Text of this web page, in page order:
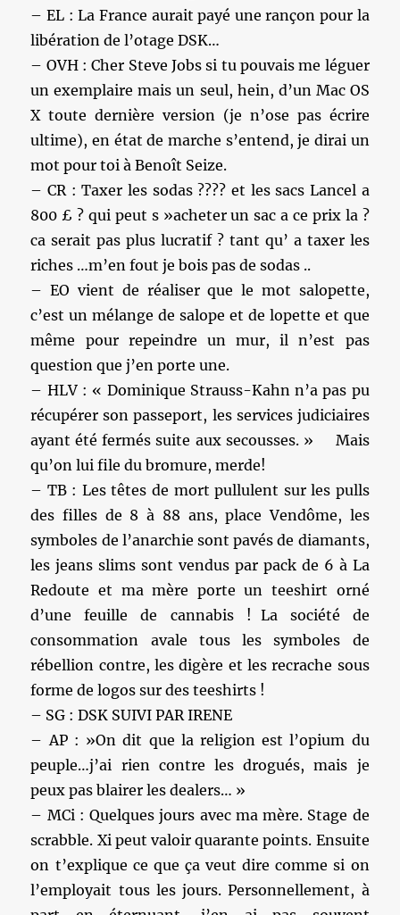
– EL : La France aurait payé une rançon pour la
libération de l’otage DSK…
– OVH : Cher Steve Jobs si tu pouvais me léguer
un exemplaire mais un seul, hein, d’un Mac OS
X toute dernière version (je n’ose pas écrire
ultime), en état de marche s’entend, je dirai un
mot pour toi à Benoît Seize.
– CR : Taxer les sodas ???? et les sacs Lancel a
800 £ ? qui peut s »acheter un sac a ce prix la ?
ca serait pas plus lucratif ? tant qu’ a taxer les
riches …m’en fout je bois pas de sodas ..
– EO vient de réaliser que le mot salopette,
c’est un mélange de salope et de lopette et que
même pour repeindre un mur, il n’est pas
question que j’en porte une.
– HLV : « Dominique Strauss-Kahn n’a pas pu
récupérer son passeport, les services judiciaires
ayant été fermés suite aux secousses. » Mais
qu’on lui file du bromure, merde!
– TB : Les têtes de mort pullulent sur les pulls
des filles de 8 à 88 ans, place Vendôme, les
symboles de l’anarchie sont pavés de diamants,
les jeans slims sont vendus par pack de 6 à La
Redoute et ma mère porte un teeshirt orné
d’une feuille de cannabis ! La société de
consommation avale tous les symboles de
rébellion contre, les digère et les recrache sous
forme de logos sur des teeshirts !
– SG : DSK SUIVI PAR IRENE
– AP : »On dit que la religion est l’opium du
peuple…j’ai rien contre les drogués, mais je
peux pas blairer les dealers… »
– MCi : Quelques jours avec ma mère. Stage de
scrabble. Xi peut valoir quarante points. Ensuite
on t’explique ce que ça veut dire comme si on
l’employait tous les jours. Personnellement, à